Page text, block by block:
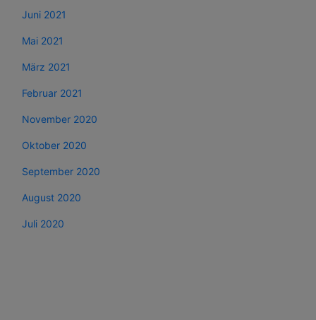
Juni 2021
Mai 2021
März 2021
Februar 2021
November 2020
Oktober 2020
September 2020
August 2020
Juli 2020